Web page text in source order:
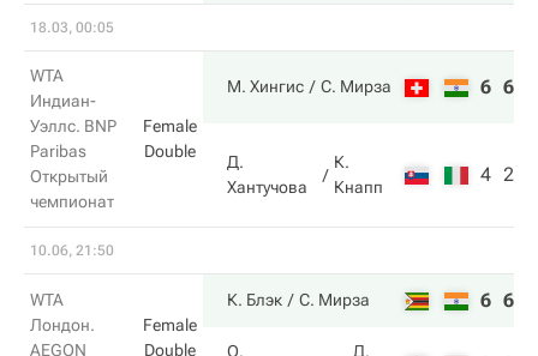
18.03, 00:05
WTA
Индиан-
Уэллс. BNP
Paribas
Открытый
чемпионат
Female
Double
М. Хингис С. Мирза 6 6
Д.
Хантучова
К.
Кнапп
4 2
10.06, 21:50
WTA
Лондон.
AEGON
Female
Double
К. Блэк С. Мирза 6 6
О.
Д.